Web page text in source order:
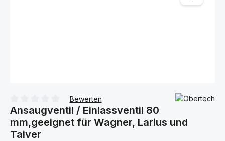
Durchschnittliche Bewertung von 0 von 5 Sternen
Bewerten
Ansaugventil / Einlassventil 80
mm,geeignet für Wagner, Larius und
Taiver